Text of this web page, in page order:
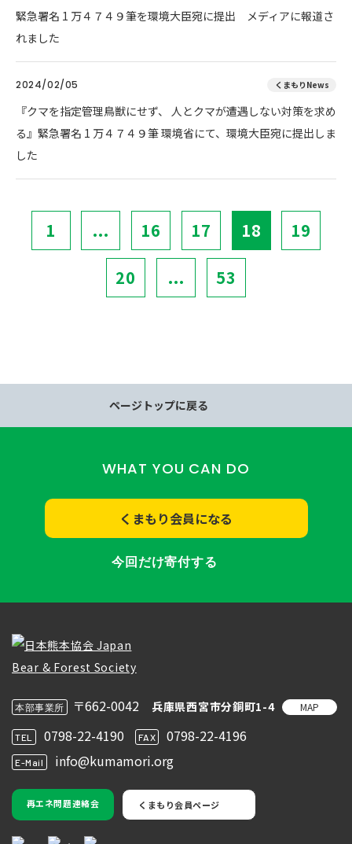
緊急署名 1 万４７４９筆を環境大臣宛に提出 メディアに報道さ
れました
2024/02/05 くまもりNews
『クマを指定管理鳥獣にせず、 人とクマが遭遇しない対策を求め
る』緊急署名 1 万４７４９筆 環境省にて、環境大臣宛に提出しま
した
1 ... 16 17 18 19
20 ... 53
ページトップに戻る
WHAT YOU CAN DO
くまもり会員になる
今回だけ寄付する
本部事業所 〒662-0042 兵庫県西宮市分銅町1-4 MAP
TEL 0798-22-4190 FAX 0798-22-4196
E-Mail info@kumamori.org
再エネ問題連絡会 くまもり会員ページ